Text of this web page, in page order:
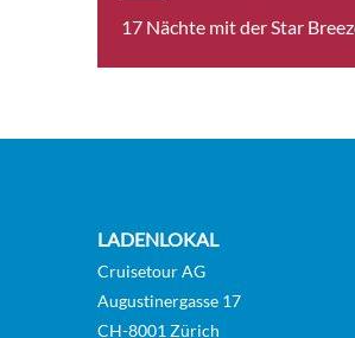
17 Nächte mit der Star
LADENLOKAL
Cruisetour AG
Augustinergasse 17
CH-8001 Zürich